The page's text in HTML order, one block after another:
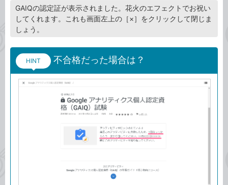
GAIQの認定証が表示されました。花火のエフェクトでお祝い
してくれます。これも画面左上の［×］をクリックして閉じま
しょう。
HINT 不合格だった場合は？